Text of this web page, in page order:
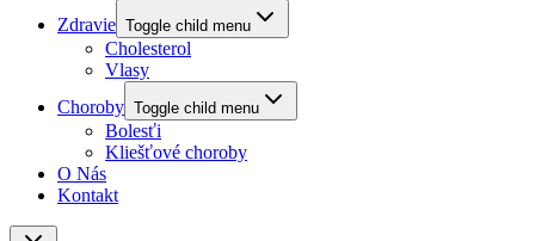
Zdravie Toggle child menu
Cholesterol
Vlasy
Choroby Toggle child menu
Bolesťi
Kliešťové choroby
O Nás
Kontakt